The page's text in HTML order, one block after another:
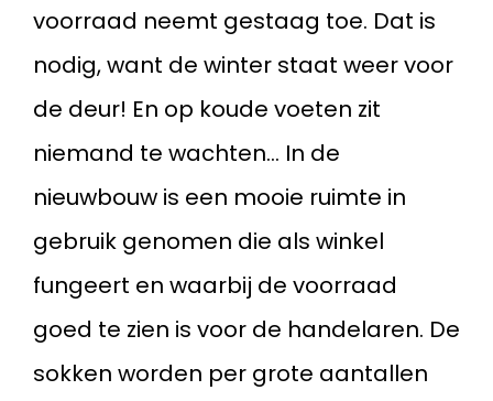
voorraad neemt gestaag toe. Dat is
nodig, want de winter staat weer voor
de deur! En op koude voeten zit
niemand te wachten... In de
nieuwbouw is een mooie ruimte in
gebruik genomen die als winkel
fungeert en waarbij de voorraad
goed te zien is voor de handelaren. De
sokken worden per grote aantallen